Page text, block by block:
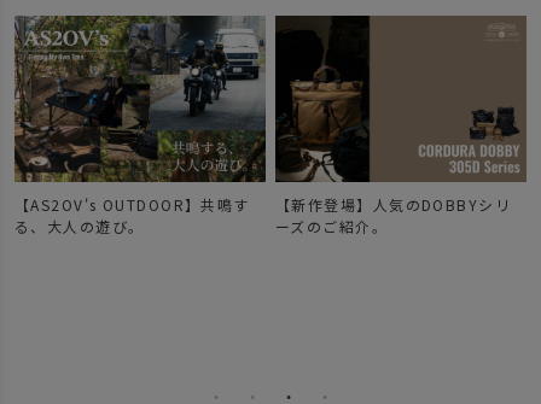
【AS2OV's OUTDOOR】共鳴す
る、大人の遊び。
【新作登場】人気のDOBBYシリ
ーズのご紹介。